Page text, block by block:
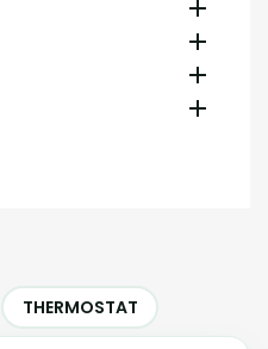




THERMOSTAT